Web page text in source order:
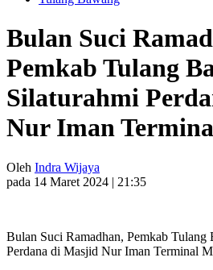
Bulan Suci
Pemkab Tulang
Silaturahmi
Nur Iman
Oleh Indra Wijaya
pada 14 Maret 2024 | 21:35
Bulan Suci Ramadhan, Pemkab Tulang
Perdana di Masjid Nur Iman Terminal